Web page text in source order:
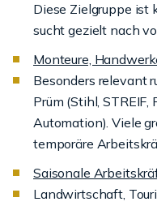
Diese Zielgruppe ist
sucht gezielt nach
Monteure,
Besonders relevant
Prüm (Stihl, STREIF,
Automation). Viele
temporäre
Saisonale
Landwirtschaft,